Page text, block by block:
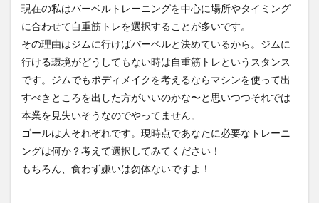
現在の私はバーベルトレーニングを中心に場所やタイミング
に合わせて自重筋トレを選択することが多いです。
その理由はジムに行けばバーベルと決めているから。ジムに
行ける環境がどうしてもない時は自重筋トレというスタンス
です。ジムでもボディメイクを考えるならマシンを使って出
すべきところを出した方がいいのかな〜と思いつつそれでは
本業を見失いそうなのでやってません。
ゴールは人それぞれです。現時点であなたに必要なトレーニ
ングは何か？考えて選択してみてください！
もちろん、食わず嫌いは勿体ないですよ！